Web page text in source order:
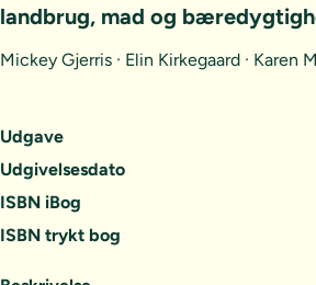
Udgave
Udgivelsesdato
ISBN iBog
ISBN trykt bog
landbrug, mad og
Mickey Gjerris · Elin Kirkegaard · Karen